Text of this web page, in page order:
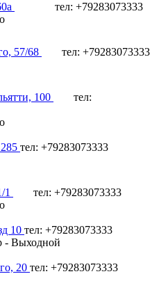
тел: +79283073333
57/68
тел: +79283073333
100
тел:
тел: +79283073333
1
тел: +79283073333
10 тел: +79283073333
- Выходной
20 тел: +79283073333